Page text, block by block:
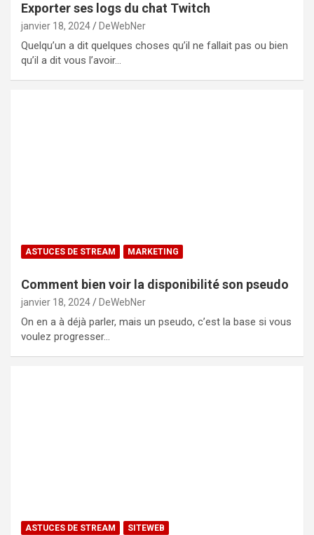
Exporter ses logs du chat Twitch
janvier 18, 2024 DeWebNer
Quelqu’un a dit quelques choses qu’il ne fallait pas ou bien
qu’il a dit vous l’avoir…
ASTUCES DE STREAM MARKETING
Comment bien voir la disponibilité son pseudo
janvier 18, 2024 DeWebNer
On en a à déjà parler, mais un pseudo, c’est la base si vous
voulez progresser…
ASTUCES DE STREAM SITEWEB